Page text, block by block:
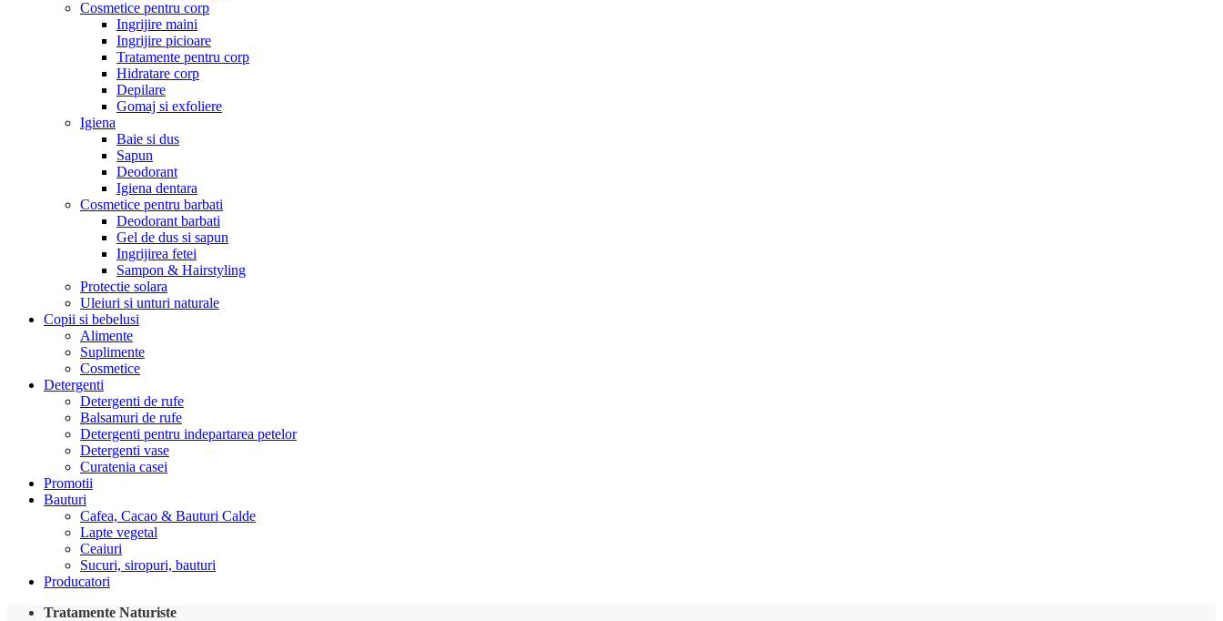
Cosmetice pentru corp
Ingrijire maini
Ingrijire picioare
Tratamente pentru corp
Hidratare corp
Depilare
Gomaj si exfoliere
Igiena
Baie si dus
Sapun
Deodorant
Igiena dentara
Cosmetice pentru barbati
Deodorant barbati
Gel de dus si sapun
Ingrijirea fetei
Sampon & Hairstyling
Protectie solara
Uleiuri si unturi naturale
Copii si bebelusi
Alimente
Suplimente
Cosmetice
Detergenti
Detergenti de rufe
Balsamuri de rufe
Detergenti pentru indepartarea petelor
Detergenti vase
Curatenia casei
Promotii
Bauturi
Cafea, Cacao & Bauturi Calde
Lapte vegetal
Ceaiuri
Sucuri, siropuri, bauturi
Producatori
Tratamente Naturiste